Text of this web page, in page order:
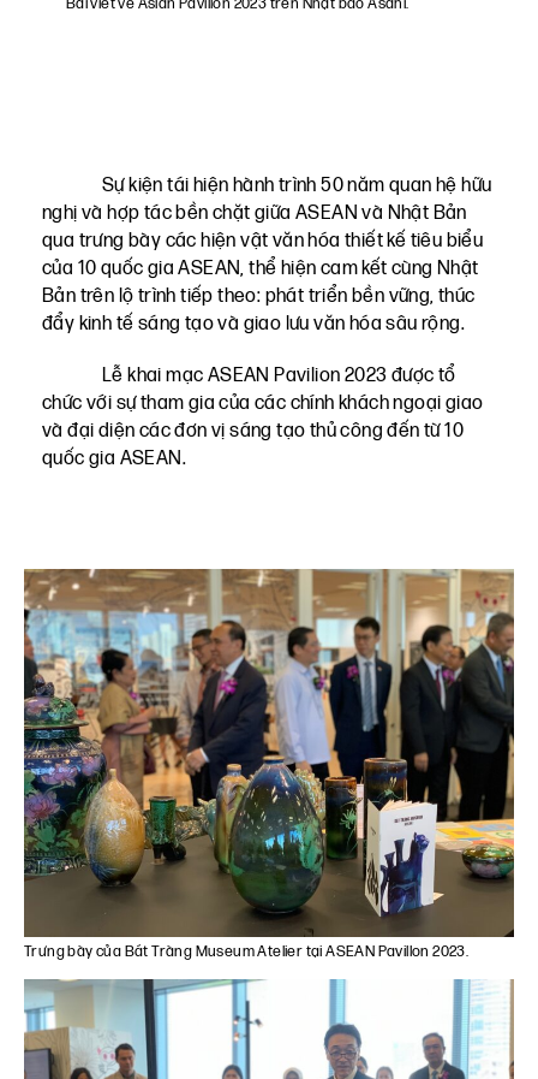
Bài viết về Asian Pavillon 2023 trên Nhật báo Asahi.
Sự kiện tái hiện hành trình 50 năm quan hệ hữu
nghị và hợp tác bền chặt giữa ASEAN và Nhật Bản
qua trưng bày các hiện vật văn hóa thiết kế tiêu biểu
của 10 quốc gia ASEAN, thể hiện cam kết cùng Nhật
Bản trên lộ trình tiếp theo: phát triển bền vững, thúc
đẩy kinh tế sáng tạo và giao lưu văn hóa sâu rộng.
Lễ khai mạc ASEAN Pavilion 2023 được tổ
chức với sự tham gia của các chính khách ngoại giao
và đại diện các đơn vị sáng tạo thủ công đến từ 10
quốc gia ASEAN.
Trưng bày của Bát Tràng Museum Atelier tạiASEAN Pavillon 2023.